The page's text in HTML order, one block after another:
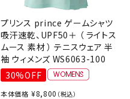
プリンス prince ゲームシャツ
吸汗速乾、UPF50＋ （ ライトス
ムース 素材 ） テニスウェア 半
袖 ウィメンズ WS6063-100
30%OFF
本体価格 ¥8,800 （税込）